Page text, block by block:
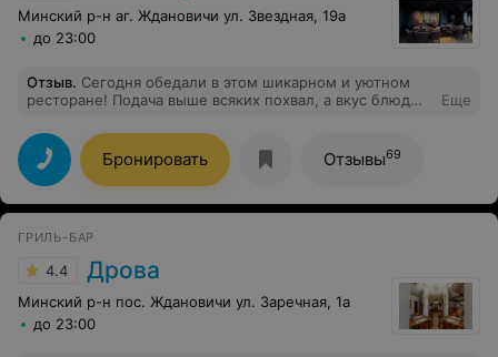
Минский р-н аг. Ждановичи ул. Звездная, 19а
до 23:00
Отзыв. Сегодня обедали в этом шикарном и уютном
ресторане! Подача выше всяких похвал, а вкус блюд
вкусно, и атмосферно у Вас! Спасибо большое Вам за
работу! Видно что Вы это делаете от всей души!
Еще
Бронировать Отзывы69
ГРИЛЬ-БАР
4.4 Дрова
Минский р-н пос. Ждановичи ул. Заречная, 1а
до 23:00